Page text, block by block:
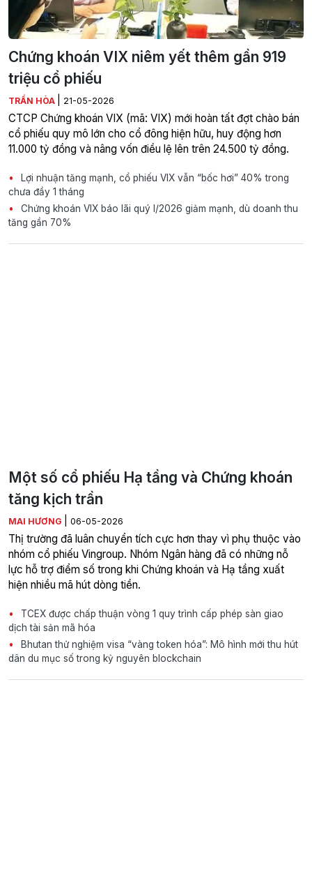
Chứng khoán VIX niêm yết thêm gần 919
triệu cổ phiếu
TRẦN HÒA 21-05-2026
CTCP Chứng khoán VIX (mã: VIX) mới hoàn tất đợt chào bán
cổ phiếu quy mô lớn cho cổ đông hiện hữu, huy động hơn
11.000 tỷ đồng và nâng vốn điều lệ lên trên 24.500 tỷ đồng.
Lợi nhuận tăng mạnh, cổ phiếu VIX vẫn “bốc hơi” 40% trong
chưa đầy 1 tháng
Chứng khoán VIX báo lãi quý I/2026 giảm mạnh, dù doanh thu
tăng gần 70%
Một số cổ phiếu Hạ tầng và Chứng khoán
tăng kịch trần
MAI HƯƠNG 06-05-2026
Thị trường đã luân chuyển tích cực hơn thay vì phụ thuộc vào
nhóm cổ phiếu Vingroup. Nhóm Ngân hàng đã có những nỗ
lực hỗ trợ điểm số trong khi Chứng khoán và Hạ tầng xuất
hiện nhiều mã hút dòng tiền.
TCEX được chấp thuận vòng 1 quy trình cấp phép sàn giao
dịch tài sản mã hóa
Bhutan thử nghiệm visa “vàng token hóa”: Mô hình mới thu hút
dân du mục số trong kỷ nguyên blockchain